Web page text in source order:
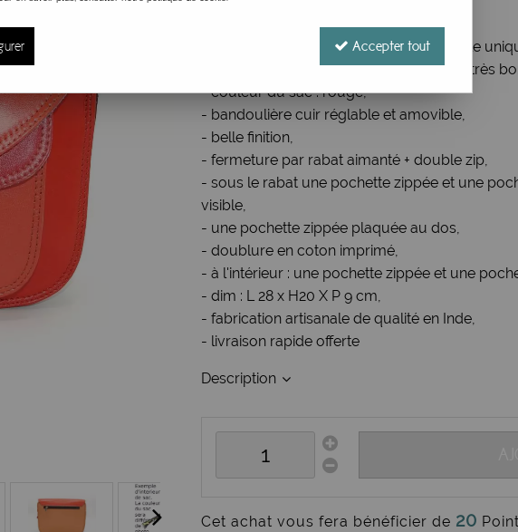
Besacecuir05
Sac femme à bandoulière en cuir, modèle
- article de maroquinerie artisanale d'un très
- couleur du sac : rouge,
- bandoulière cuir réglable et amovible,
- belle finition,
- fermeture par rabat aimanté + double zip,
- sous le rabat une pochette zippée et une
visible,
- une pochette zippée plaquée au dos,
- doublure en coton imprimé,
- à l'intérieur : une pochette zippée et une
- dim : L 28 x H20 X P 9 cm,
- fabrication artisanale de qualité en Inde,
- livraison rapide offerte
Description
Cet achat vous fera bénéficier de 20
Accepter tout